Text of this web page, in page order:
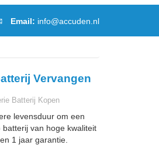
Email: info@accuden.nl
Vervangen
Batterij Kopen
levensduur om een
batterij van hoge kwaliteit
1 jaar garantie.